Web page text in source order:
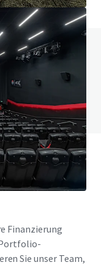
Besuchen
Finanzierung
Sie unser Team,